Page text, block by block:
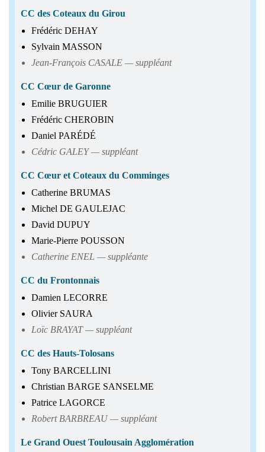
CC des Coteaux du Girou
Frédéric DEHAY
Sylvain MASSON
Jean-François CASALE — suppléant
CC Cœur de Garonne
Emilie BRUGUIER
Frédéric CHEROBIN
Daniel PARÉDÉ
Cédric GALEY — suppléant
CC Cœur et Coteaux du Comminges
Catherine BRUMAS
Michel DE GAULEJAC
David DUPUY
Marie-Pierre POUSSON
Catherine ENEL — suppléante
CC du Frontonnais
Damien LECORRE
Olivier SAURA
Loïc BRAYAT — suppléant
CC des Hauts-Tolosans
Tony BARCELLINI
Christian BARGE SANSELME
Patrice LAGORCE
Robert BARBREAU — suppléant
Le Grand Ouest Toulousain Agglomération